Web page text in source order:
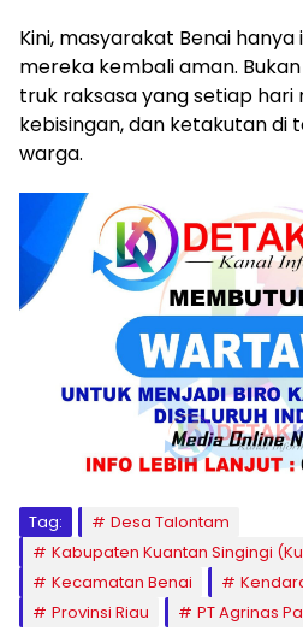
Kini, masyarakat Benai hanya
mereka kembali aman.
truk raksasa yang setiap hari
kebisingan, dan ketakutan di
warga.
Tag:
Desa Talontam
Kabupaten Kuantan Singingi
Kecamatan Benai
Provinsi Riau
PT Agrinas